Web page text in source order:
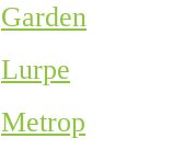
Garden
Lurpe
Metrop